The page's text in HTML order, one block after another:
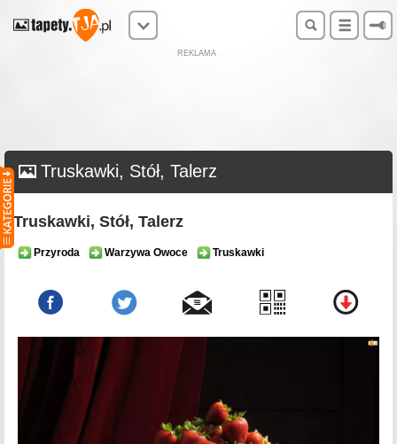
REKLAMA
Truskawki, Stół, Talerz
Truskawki, Stół, Talerz
Przyroda Warzywa Owoce Truskawki